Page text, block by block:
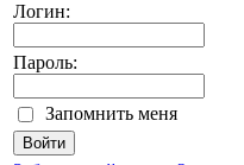
Логин:
Пароль:
Запомнить меня